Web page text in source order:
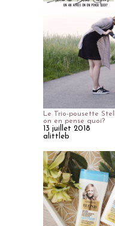
Le Trio-pousette
on en pense quoi?
13 juillet 2018
alittleb